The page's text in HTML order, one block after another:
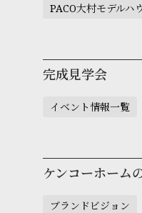
PACO大村モデルハ
完成見学会
イベント情報一覧
ケンコーホーム
ブランドビジョン